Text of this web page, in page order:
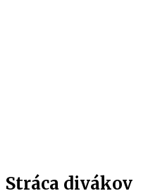
Stráca divákov